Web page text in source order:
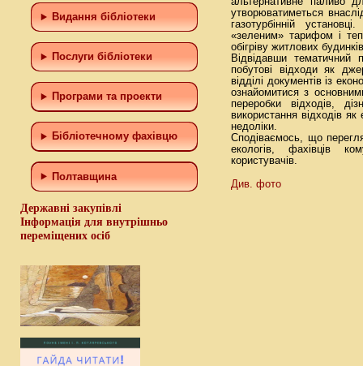
Видання бібліотеки
Послуги бібліотеки
Програми та проекти
Бiблiотечному фахiвцю
Полтавщина
Державні закупівлі
Інформація для внутрішньо
переміщених осіб
утворюватиметься
газотурбінній
«зеленим» тарифом і
обігріву житлових
Відвідавши тематичний
побутові відходи як
відділі документів із
ознайомитися з
переробки відходів,
використання відходів як
недоліки.
Сподіваємось, що
екологів, фахівців
користувачів.
Див. фото